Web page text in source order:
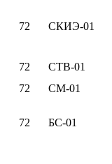
72 СКИЭ-01
72
СТВ-01
72
СМ-01
72 БС-01